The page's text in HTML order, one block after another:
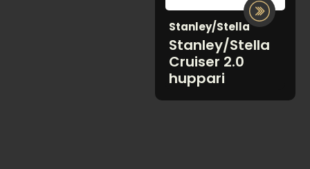
Stanley/Stella
Stanley/Stella
Cruiser 2.0
huppari